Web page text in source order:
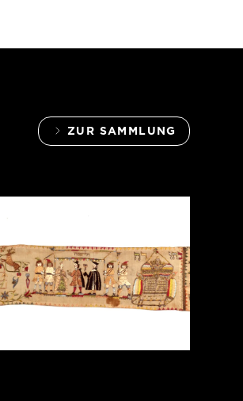
ZUR SAMMLUNG